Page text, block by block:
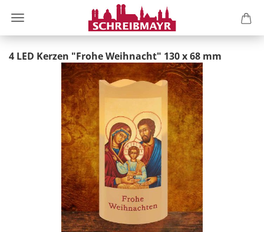
4 LED Kerzen "Frohe Weihnacht" 130 x 68 mm